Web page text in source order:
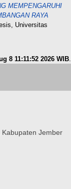
MEMPENGARUHI
RAYA
Universitas
8 11:11:52 2026 WIB.
Jember